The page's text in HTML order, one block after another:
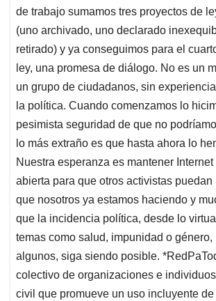
de trabajo sumamos tres proyectos de
(uno archivado, uno declarado
retirado) y ya conseguimos para el
ley, una promesa de diálogo. No es un
un grupo de ciudadanos, sin
la política. Cuando comenzamos lo
pesimista seguridad de que no
lo más extraño es que hasta ahora lo
Nuestra esperanza es mantener
abierta para que otros activistas
que nosotros ya estamos haciendo y
que la incidencia política, desde lo
temas como salud, impunidad o género,
algunos, siga siendo posible.
colectivo de organizaciones e
civil que promueve un uso incluyente de